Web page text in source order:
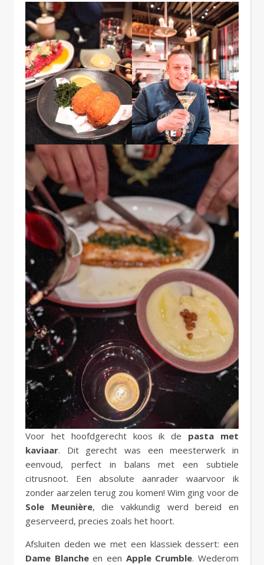
Voor het hoofdgerecht koos ik de pasta met
kaviaar. Dit gerecht was een meesterwerk in
eenvoud, perfect in balans met een subtiele
citrusnoot. Een absolute aanrader waarvoor ik
zonder aarzelen terug zou komen! Wim ging voor de
Sole Meunière, die vakkundig werd bereid en
geserveerd, precies zoals het hoort.
Afsluiten deden we met een klassiek dessert: een
Dame Blancheen een Apple Crumble. Wederom